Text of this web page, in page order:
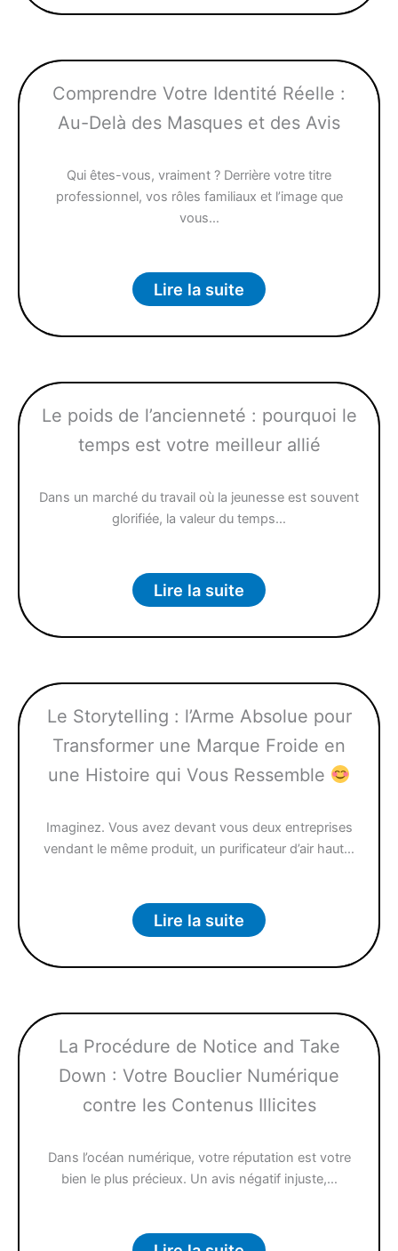
Comprendre Votre Identité Réelle :
Au-Delà des Masques et des Avis
Qui êtes-vous, vraiment ? Derrière votre titre
professionnel, vos rôles familiaux et l’image que
vous…
Lire la suite
Le poids de l’ancienneté : pourquoi le
temps est votre meilleur allié
Dans un marché du travail où la jeunesse est souvent
glorifiée, la valeur du temps…
Lire la suite
Le Storytelling : l’Arme Absolue pour
Transformer une Marque Froide en
une Histoire qui Vous Ressemble
Imaginez. Vous avez devant vous deux entreprises
vendant le même produit, un purificateur d’air haut…
Lire la suite
La Procédure de Notice and Take
Down : Votre Bouclier Numérique
contre les Contenus Illicites
Dans l’océan numérique, votre réputation est votre
bien le plus précieux. Un avis négatif injuste,…